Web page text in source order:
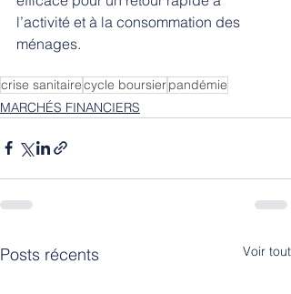
l’activité et à la consommation des
ménages.
crise sanitairecycle boursierpandémie
MARCHÉS FINANCIERS
Posts récents Voir tout